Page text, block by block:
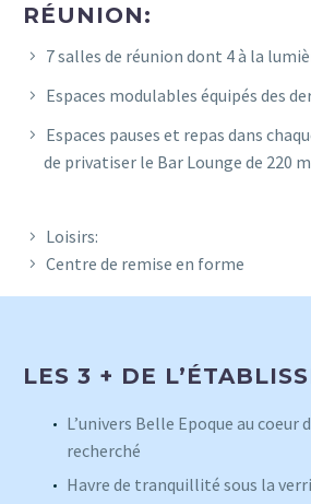
RÉUNION:
7 salles de réunion dont 4 à la
Espaces modulables équipés des
Espaces pauses et repas dans
de privatiser le Bar Lounge de 220
Loisirs:
Centre de remise en forme
LES 3 + DE
L’univers Belle Epoque au coeur
recherché
Havre de tranquillité sous la